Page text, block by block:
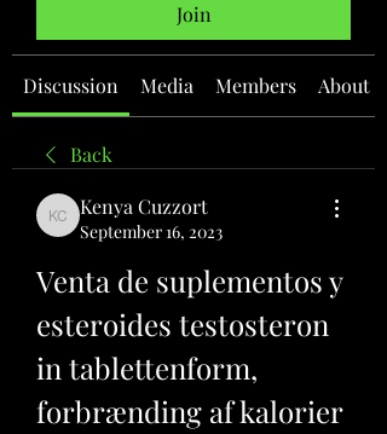
Join
Discussion Media Members About
Back
Kenya Cuzzort
Kenya Cuzzort
September 16, 2023
Venta de suplementos y
esteroides testosteron
in tablettenform,
forbrænding af kalorier